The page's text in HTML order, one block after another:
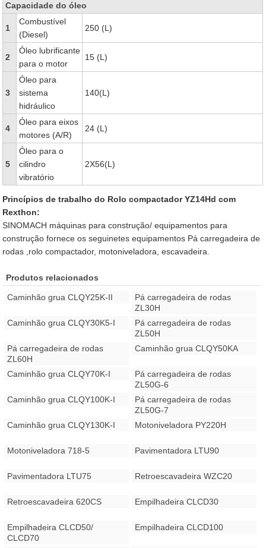
Capacidade do óleo
1
Combustível
(Diesel)
250 (L)
2
Óleo lubrificante
para o motor
15 (L)
3
Óleo para
sistema
hidráulico
140(L)
4
Óleo para eixos
motores (A/R)
24 (L)
5
Óleo para o
cilindro
vibratório
2X56(L)
Princípios de trabalho do Rolo compactador YZ14Hd com
Rexthon:
SINOMACH máquinas para construção/ equipamentos para
construção fornece os seguinetes equipamentos Pá carregadeira de
rodas ,rolo compactador, motoniveladora, escavadeira.
Produtos relacionados
Caminhão grua CLQY25K-II
Pá carregadeira de rodas
ZL30H
Caminhão grua CLQY30K5-I
Pá carregadeira de rodas
ZL50H
Pá carregadeira de rodas
ZL60H
Caminhão grua CLQY50KA
Caminhão grua CLQY70K-I
Pá carregadeira de rodas
ZL50G-6
Caminhão grua CLQY100K-I
Pá carregadeira de rodas
ZL50G-7
Caminhão grua CLQY130K-I
Motoniveladora PY220H
Motoniveladora 718-5 Pavimentadora LTU90
Pavimentadora LTU75 Retroescavadeira WZC20
Retroescavadeira 620CS Empilhadeira CLCD30
Empilhadeira CLCD50/
CLCD70
Empilhadeira CLCD100